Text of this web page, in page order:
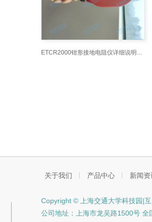
ETCR2000钳形接地电阻仪详细说明书_6
关于我们 产品中心 新闻资
Copyright © 上海交通大学科技园|
公司地址：上海市龙吴路1500号